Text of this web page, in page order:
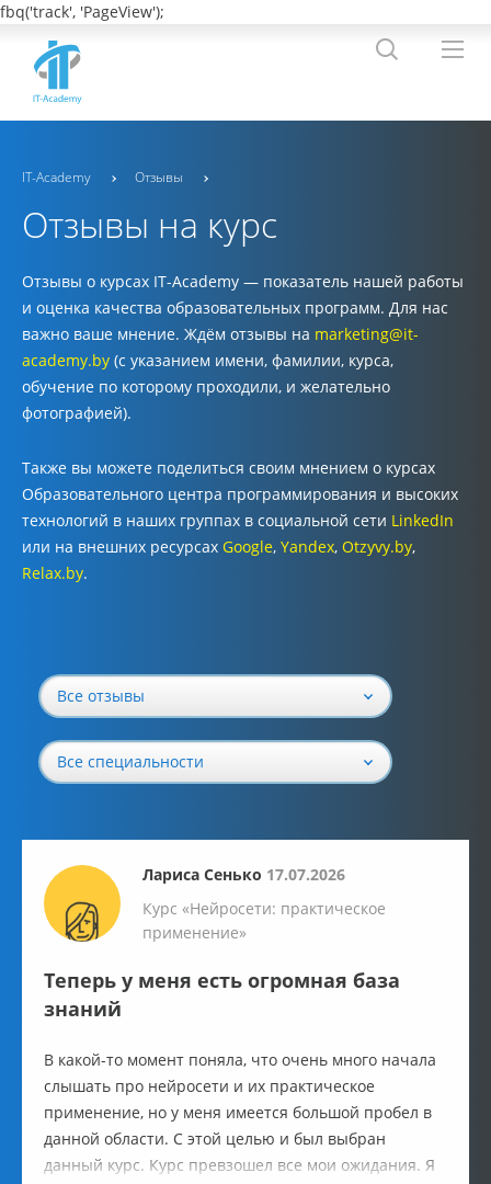
fbq('track', 'PageView');
IT-Academy Отзывы
Отзывы на курс
Отзывы о курсах IT-Academy — показатель нашей работы
и оценка качества образовательных программ. Для нас
важно ваше мнение. Ждём отзывы на marketing@it-
academy.by (с указанием имени, фамилии, курса,
обучение по которому проходили, и желательно
фотографией).
Также вы можете поделиться своим мнением о курсах
Образовательного центра программирования и высоких
технологий в наших группах в социальной сети LinkedIn
или на внешних ресурсах Google, Yandex, Otzyvy.by,
Relax.by.
Все отзывы
Все специальности
Лариса Сенько 17.07.2026
Курс «Нейросети: практическое
применение»
Теперь у меня есть огромная база
знаний
В какой-то момент поняла, что очень много начала
слышать про нейросети и их практическое
применение, но у меня имеется большой пробел в
данной области. С этой целью и был выбран
данный курс. Курс превзошел все мои ожидания. Я